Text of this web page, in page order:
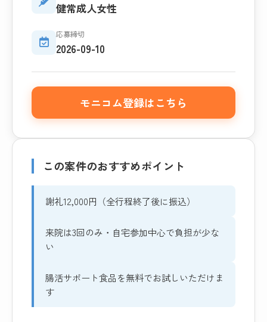
健常成人女性
応募締切
2026-09-10
モニコム登録はこちら
この案件のおすすめポイント
謝礼12,000円（全行程終了後に振込）
来院は3回のみ・自宅参加中心で負担が少な
い
腸活サポート食品を無料でお試しいただけま
す